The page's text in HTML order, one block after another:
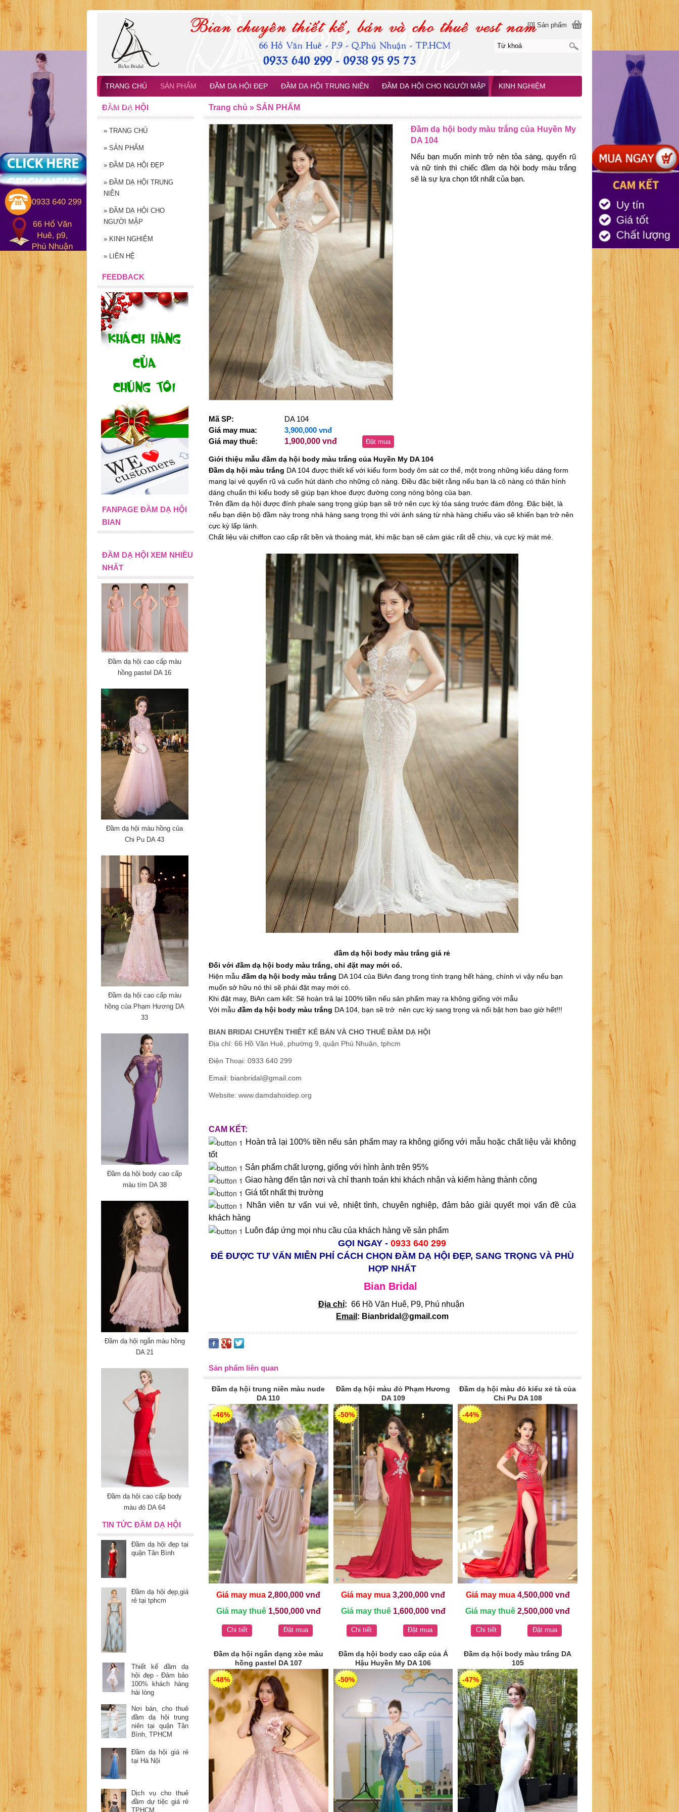
Đầm dạ hội body màu trắng của Huyền My
DA 104
Nếu bạn muốn mình trở nên tỏa sáng, quyến rũ
và nữ tính thì chiếc đầm dạ hội body màu trắng
sẽ là sự lựa chọn tốt nhất của bạn.
Mã SP:
DA 104
Giá may mua:
3,900,000 vnđ
Giá may thuê:
1,900,000 vnđ Đặt mua
Giới thiệu mẫu đầm dạ hội body màu trắng của Huyền My DA 104
Đầm dạ hội màu trắng DA 104 được thiết kế với kiểu form body ôm sát cơ thể, một trong những kiểu dáng form
mang lại vẻ quyến rũ và cuốn hút dành cho những cô nàng. Điều đặc biệt rằng nếu bạn là cô nàng có thân hình
dáng chuẩn thì kiểu body sẽ giúp bạn khoe được đường cong nóng bỏng của bạn.
Trên đầm dạ hội được đính phale sang trọng giúp bạn sẽ trở nên cực kỳ tỏa sáng trước đám đông. Đặc biệt, là
nếu bạn diện bộ đầm này trong nhà hàng sang trọng thì với ánh sáng từ nhà hàng chiếu vào sẽ khiến bạn trở nên
cực kỳ lấp lánh.
Chất liệu vải chiffon cao cấp rất bền và thoáng mát, khi mặc bạn sẽ cảm giác rất dễ chịu, và cực kỳ mát mẻ.
đầm dạ hội body màu trắng giá rẻ
Đối với đầm dạ hội body màu trắng, chỉ đặt may mới có.
Hiện mẫuđầm dạ hội body màu trắng DA 104 của BiAn đang trong tình trạng hết hàng, chính vì vậy nếu bạn
muốn sở hữu nó thì sẽ phải đặt may mới có.
Khi đặt may, BiAn cam kết: Sẽ hoàn trả lại 100% tiền nếu sản phẩm may ra không giống với mẫu
Với mẫuđầm dạ hội body màu trắng DA 104, bạn sẽ trở nên cực kỳ sang trọng và nổi bật hơn bao giờ hết!!!
BIAN BRIDAl CHUYÊN THIẾT KẾ BÁN VÀ CHO THUÊ ĐẦM DẠ HỘI
Địa chỉ: 66 Hồ Văn Huê, phường 9, quận Phú Nhuận, tphcm
Điện Thoại: 0933 640 299
Email: bianbridal@gmail.com
Website: www.damdahoidep.org
CAM KẾT:
Hoàn trả lại 100% tiền nếu sản phẩm may ra không giống với mẫu hoặc chất liệu vải không
tốt
Sản phẩm chất lượng, giống với hình ảnh trên 95%
Giao hàng đến tận nơi và chỉ thanh toán khi khách nhận và kiểm hàng thành công
Giá tốt nhất thị trường
Nhân viên tư vấn vui vẻ, nhiệt tình, chuyên nghiệp, đảm bảo giải quyết mọi vấn đề của
khách hàng
Luôn đáp ứng mọi nhu cầu của khách hàng về sản phẩm
GỌI NGAY -0933 640 299
ĐỂ ĐƯỢC TƯ VẤN MIỄN PHÍ CÁCH CHỌN ĐẦM DẠ HỘI ĐẸP, SANG TRỌNG VÀ PHÙ
HỢP NHẤT
Bian Bridal
Địa chỉ: 66 Hồ Văn Huê, P9, Phú nhuận
Email : Bianbridal@gmail.com
Sản phẩm liên quan
Đầm dạ hội trung niên màu nude
DA 110
-46%
Giá may mua 2,800,000 vnđ
Giá may thuê1,500,000 vnđ
Chi tiết Đặt mua
Đầm dạ hội màu đỏ Phạm Hương
DA 109
-50%
Giá may mua 3,200,000 vnđ
Giá may thuê1,600,000 vnđ
Chi tiết Đặt mua
Đầm dạ hội màu đỏ kiểu xẻ tà của
Chi Pu DA 108
-44%
Giá may mua4,500,000 vnđ
Giá may thuê 2,500,000 vnđ
Chi tiết Đặt mua
Đầm dạ hội ngắn dạng xòe màu
hồng pastel DA 107
-48%
Đầm dạ hội body cao cấp của Á
Hậu Huyền My DA 106
-50%
Đầm dạ hội body màu trắng DA
105
-47%
Trang chủ »SẢN PHẨM
ĐẦM DẠ HỘI
» TRANG CHỦ
» SẢN PHẨM
» ĐẦM DẠ HỘI ĐẸP
» ĐẦM DẠ HỘI TRUNG
NIÊN
» ĐẦM DẠ HỘI CHO
NGƯỜI MẬP
» KINH NGHIỆM
» LIÊN HỆ
FEEDBACK
FANPAGE ĐẦM DẠ HỘI
BIAN
ĐẦM DẠ HỘI XEM NHIỀU
NHẤT
Đầm dạ hội cao cấp màu
hồng pastel DA 16
Đầm dạ hội màu hồng của
Chi Pu DA 43
Đầm dạ hội cao cấp màu
hồng của Phạm Hương DA
33
Đầm dạ hội body cao cấp
màu tím DA 38
Đầm dạ hội ngắn màu hồng
DA 21
Đầm dạ hội cao cấp body
màu đỏ DA 64
TIN TỨC ĐẦM DẠ HỘI
Đầm dạ hội đẹp tại
quận Tân Bình
Đầm dạ hội đẹp,giá
rẻ tại tphcm
Thiết kế đầm dạ
hội đẹp - Đảm bảo
100% khách hàng
hài lòng
Nơi bán, cho thuê
đầm dạ hội trung
niên tại quận Tân
Bình, TPHCM
Đầm dạ hội giá rẻ
tại Hà Nội
Dịch vụ cho thuê
đầm dự tiệc giá rẻ
TPHCM
[0] Sản phẩm
TRANG CHỦ SẢN PHẨM ĐẦM DẠ HỘI ĐẸP ĐẦM DẠ HỘI TRUNG NIÊN ĐẦM DẠ HỘI CHO NGƯỜI MẬP KINH NGHIỆM
LIÊN HỆ